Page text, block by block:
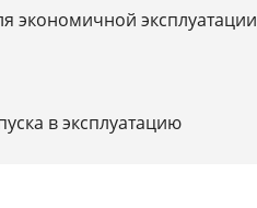
экономичной эксплуатации
в эксплуатацию